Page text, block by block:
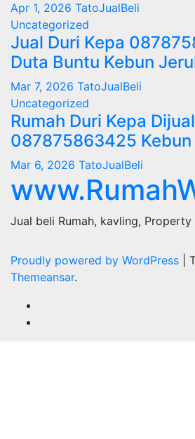
Apr 1, 2026 TatoJualBeli
Uncategorized
Jual Duri Kepa
Duta Buntu Kebun
Mar 7, 2026 TatoJualBeli
Uncategorized
Rumah Duri Kepa
087875863425
Mar 6, 2026 TatoJualBeli
Jual beli Rumah, kavling, Property
Proudly powered by WordPress
Themeansar.